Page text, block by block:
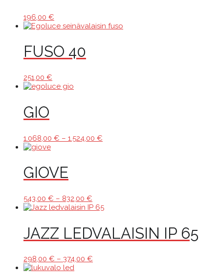
196,00 €
FUSO 40
251,00 €
GIO
1.068,00 € – 1.524,00 €
GIOVE
543,00 € – 832,00 €
543,00 €
JAZZ LEDVALAISIN IP 65
298,00 € – 374,00 €